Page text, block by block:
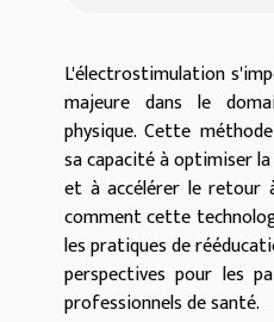
L'électrostimulation
majeure dans le
physique. Cette
sa capacité à optimiser
et à accélérer le retour
comment cette
les pratiques de
perspectives pour les
professionnels de santé.